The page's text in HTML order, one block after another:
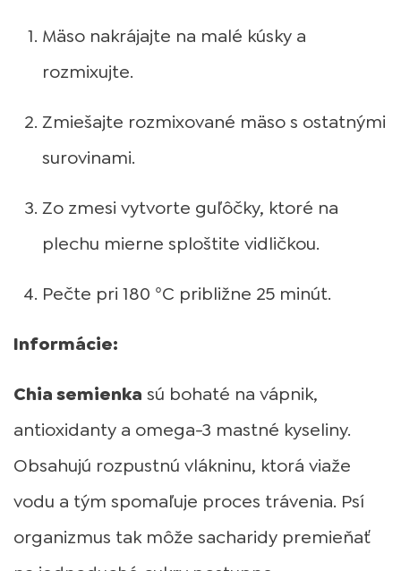
Mäso nakrájajte na malé kúsky a
rozmixujte.
Zmiešajte rozmixované mäso s ostatnými
surovinami.
Zo zmesi vytvorte guľôčky, ktoré na
plechu mierne sploštite vidličkou.
Pečte pri 180 °C približne 25 minút.
Informácie:
Chia semienka sú bohaté na vápnik,
antioxidanty a omega-3 mastné kyseliny.
Obsahujú rozpustnú vlákninu, ktorá viaže
vodu a tým spomaľuje proces trávenia. Psí
organizmus tak môže sacharidy premieňať